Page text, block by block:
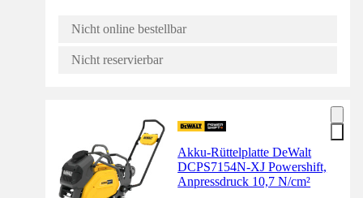
Nicht online bestellbar
Nicht reservierbar
Akku-Rüttelplatte DeWalt
DCPS7154N-XJ Powershift,
Anpressdruck 10,7 N/cm²